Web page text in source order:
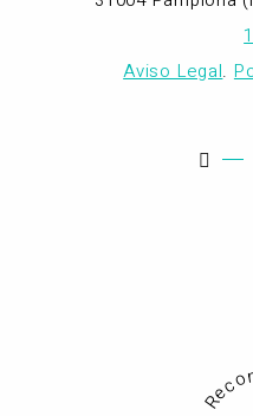
Aviso Legal.